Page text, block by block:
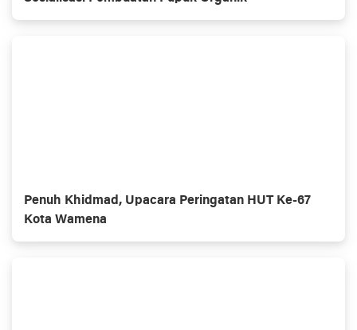
Penuh Khidmad, Upacara Peringatan HUT Ke-67
Kota Wamena